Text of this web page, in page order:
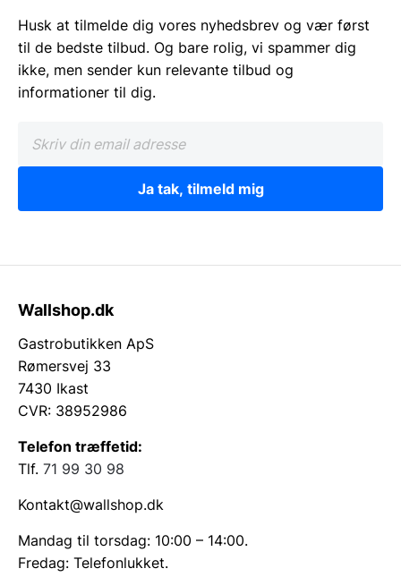
Husk at tilmelde dig vores nyhedsbrev og vær først
til de bedste tilbud. Og bare rolig, vi spammer dig
ikke, men sender kun relevante tilbud og
informationer til dig.
Ja tak, tilmeld mig
Wallshop.dk
Gastrobutikken ApS
Rømersvej 33
7430 Ikast
CVR: 38952986
Telefon træffetid:
Tlf. 71 99 30 98
Kontakt@wallshop.dk
Mandag til torsdag: 10:00 – 14:00.
Fredag: Telefonlukket.